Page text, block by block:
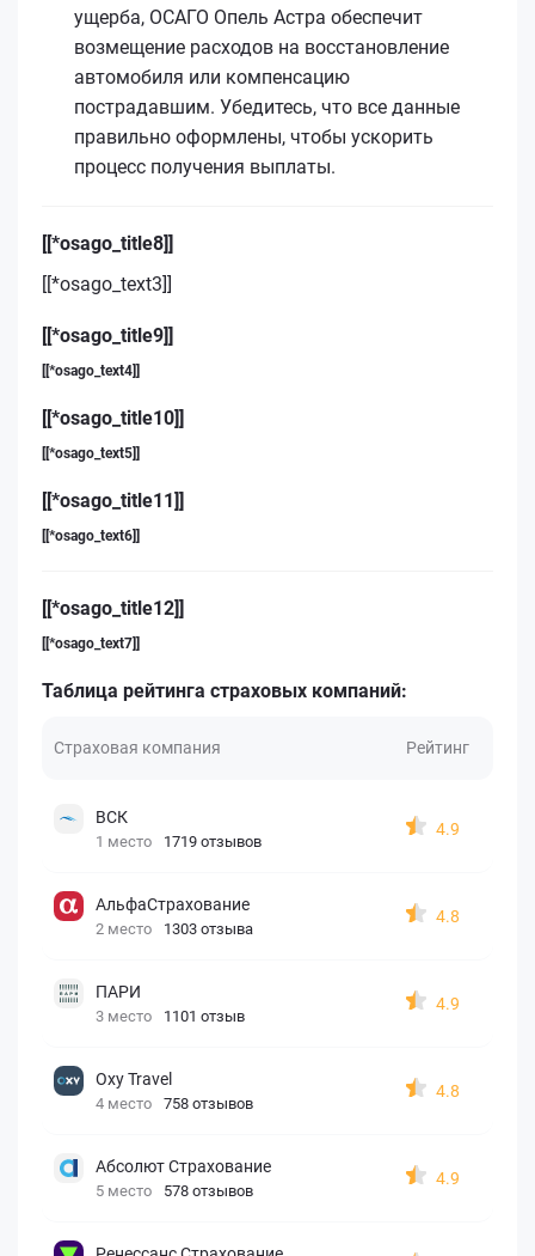
ущерба, ОСАГО Опель Астра обеспечит
возмещение расходов на восстановление
автомобиля или компенсацию
пострадавшим. Убедитесь, что все данные
правильно оформлены, чтобы ускорить
процесс получения выплаты.
[[*osago_title8]]
[[*osago_text3]]
[[*osago_title9]]
[[*osago_text4]]
[[*osago_title10]]
[[*osago_text5]]
[[*osago_title11]]
[[*osago_text6]]
[[*osago_title12]]
[[*osago_text7]]
Таблица рейтинга страховых компаний:
Страховая компания Рейтинг
ВСК
1 место 1719 отзывов
4.9
АльфаСтрахование
2 место 1303 отзыва
4.8
ПАРИ
3 место 1101 отзыв
4.9
Oxy Travel
4 место 758 отзывов
4.8
Абсолют Страхование
5 место 578 отзывов
4.9